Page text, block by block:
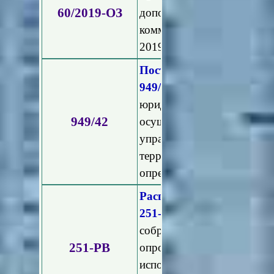
60/2019-ОЗ
дополнительных
коммунального
2019 год и на плановый
949/42
Постановление
949/42.
юридических лиц и
осуществляющих
управлению
территории Московской
определенной категории
251-РВ
Распоряжение
251-РВ
собраний собственников
опроса и
использованием